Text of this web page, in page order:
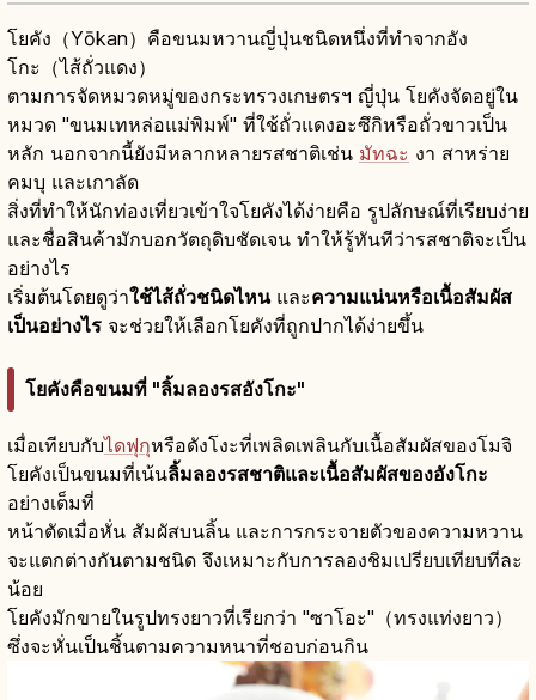
โยคัง（Yōkan）คือขนมหวานญี่ปุ่นชนิดหนึ่งที่ทำจากอัง
โกะ（ไส้ถั่วแดง）
ตามการจัดหมวดหมู่ของกระทรวงเกษตรฯ ญี่ปุ่น โยคังจัดอยู่ใน
หมวด "ขนมเทหล่อแม่พิมพ์" ที่ใช้ถั่วแดงอะซึกิหรือถั่วขาวเป็น
หลัก นอกจากนี้ยังมีหลากหลายรสชาติเช่น มัทฉะ งา สาหร่าย
คมบุ และเกาลัด
สิ่งที่ทำให้นักท่องเที่ยวเข้าใจโยคังได้ง่ายคือ รูปลักษณ์ที่เรียบง่าย
และชื่อสินค้ามักบอกวัตถุดิบชัดเจน ทำให้รู้ทันทีว่ารสชาติจะเป็น
อย่างไร
เริ่มต้นโดยดูว่าใช้ไส้ถั่วชนิดไหนและความแน่นหรือเนื้อสัมผัส
เป็นอย่างไร จะช่วยให้เลือกโยคังที่ถูกปากได้ง่ายขึ้น
โยคังคือขนมที่ "ลิ้มลองรสอังโกะ"
เมื่อเทียบกับไดฟุกุหรือดังโงะที่เพลิดเพลินกับเนื้อสัมผัสของโมจิ
โยคังเป็นขนมที่เน้นลิ้มลองรสชาติและเนื้อสัมผัสของอังโกะ
อย่างเต็มที่
หน้าตัดเมื่อหั่น สัมผัสบนลิ้น และการกระจายตัวของความหวาน
จะแตกต่างกันตามชนิด จึงเหมาะกับการลองชิมเปรียบเทียบทีละ
น้อย
โยคังมักขายในรูปทรงยาวที่เรียกว่า "ซาโอะ"（ทรงแท่งยาว）
ซึ่งจะหั่นเป็นชิ้นตามความหนาที่ชอบก่อนกิน